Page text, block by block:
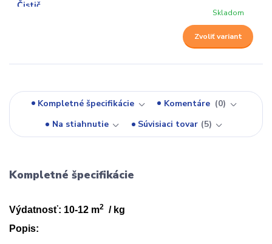
Skladom
Zvoliť variant
Kompletné špecifikácie Komentáre
0
Na stiahnutie
Súvisiaci tovar 5
Kompletné špecifikácie
Výdatnosť: 10-12 m2 / kg
Popis: